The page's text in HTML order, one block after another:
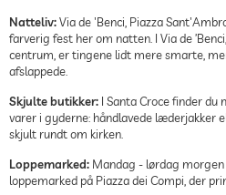
Natteliv:Via de 'Benci, Piazza
farverig fest her om natten. I Via de
centrum, er tingene lidt mere smarte,
afslappede.
Skjulte butikker: I Santa Croce finder
varer i gyderne: håndlavede læderjakker
skjult rundt om kirken.
Loppemarked: Mandag - lørdag
loppemarked på Piazza dei Compi, der